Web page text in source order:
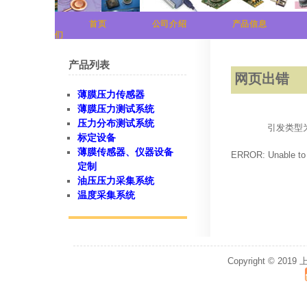
首页 公司介绍
产品信息
们
网页出错
引发类型
ERROR: Unable
产品列表
薄膜压力传感器
薄膜压力测试系统
压力分布测试系统
标定设备
薄膜传感器、仪器设备
定制
油压压力采集系统
温度采集系统
Copyright © 2019